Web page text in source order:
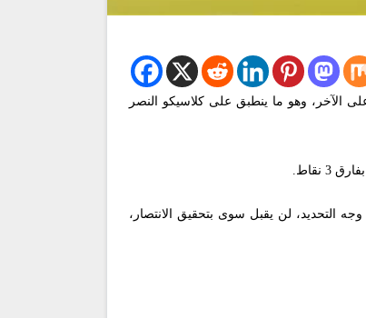
الآخر، وهو ما ينطبق على كلاسيكو النصر
التحديد، لن يقبل سوى بتحقيق الانتصار،